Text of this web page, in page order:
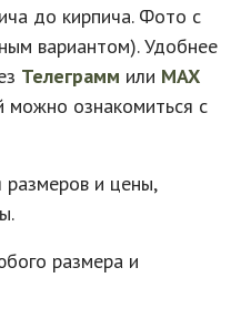
до кирпича. Фото с
вариантом). Удобнее
Телеграмм или MAX
можно ознакомиться с
размеров и цены,
размера и